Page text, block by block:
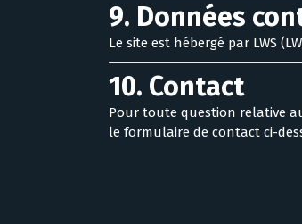
9. Données
Le site est hébergé par LWS
10. Contact
Pour toute question relative
le formulaire de contact ci-